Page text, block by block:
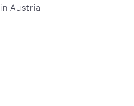
in Austria